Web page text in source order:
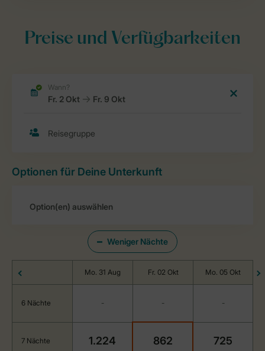
Preise und Verfügbarkeiten
Optionen für Deine Unterkunft
Weniger Nächte
Mo. 31 Aug Fr. 02 Okt Mo. 05 Okt
6 Nächte - - -
7 Nächte 1.224 862 725